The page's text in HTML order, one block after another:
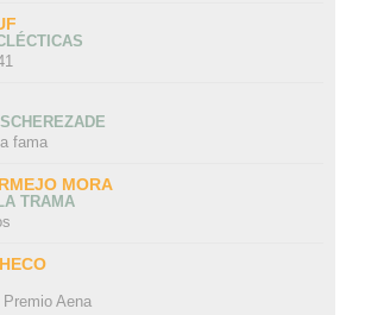
fama
MORA
TRAMA
Aena